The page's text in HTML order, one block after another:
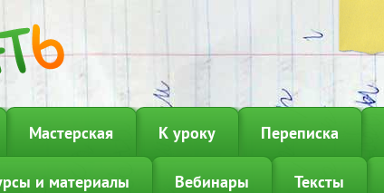
Мастерская К уроку Переписка
и материалы Вебинары Тексты